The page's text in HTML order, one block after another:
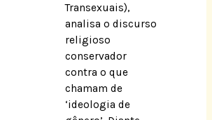
Transexuais),
analisa o discurso
religioso
conservador
contra o que
chamam de
‘ideologia de